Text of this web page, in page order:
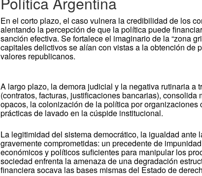
En el corto plazo, el caso vulnera la credibilidad de los
alentando la percepción de que la política puede
sanción efectiva. Se fortalece el imaginario de la “zona
capitales delictivos se alían con vistas a la obtención de
valores republicanos.
A largo plazo, la demora judicial y la negativa rutinaria a
(contratos, facturas, justificaciones bancarias),
opacos, la colonización de la política por
prácticas de lavado en la cúspide institucional.
La legitimidad del sistema democrático, la igualdad ante
gravemente comprometidas: un precedente de
económicos y políticos suficientes para manipular los
sociedad enfrenta la amenaza de una degradación
financiera socava las bases mismas del Estado de